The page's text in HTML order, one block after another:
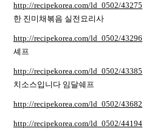
http://recipekorea.com/ld_0502/43275
한 진미채볶음 실전요리사
http://recipekorea.com/ld_0502/43296
셰프
http://recipekorea.com/ld_0502/43385
치소스입니다 임달쉐프
http://recipekorea.com/ld_0502/43682
http://recipekorea.com/ld_0502/44194